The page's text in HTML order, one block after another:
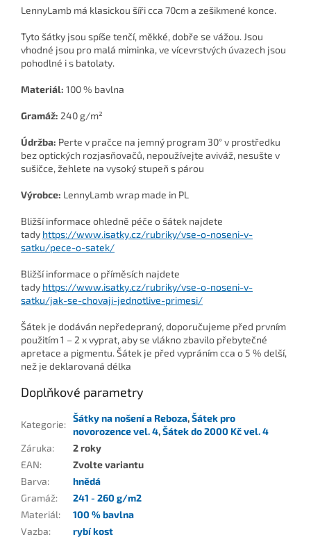
LennyLamb má klasickou šíři cca 70cm a zešikmené konce.
Tyto šátky jsou spíše tenčí, měkké, dobře se vážou. Jsou
vhodné jsou pro malá miminka, ve vícevrstvých úvazech jsou
pohodlné i s batolaty.
Materiál: 100 % bavlna
Gramáž: 240 g/m²
Údržba: Perte v pračce na jemný program 30° v prostředku
bez optických rozjasňovačů, nepoužívejte aviváž, nesušte v
sušičce, žehlete na vysoký stupeň s párou
Výrobce: LennyLamb wrap made in PL
Bližší informace ohledně péče o šátek najdete
tady https://www.isatky.cz/rubriky/vse-o-noseni-v-
satku/pece-o-satek/
Bližší informace o příměsích najdete
tady https://www.isatky.cz/rubriky/vse-o-noseni-v-
satku/jak-se-chovaji-jednotlive-primesi/
Šátek je dodáván nepředepraný, doporučujeme před prvním
použitím 1 – 2 x vyprat, aby se vlákno zbavilo přebytečné
apretace a pigmentu. Šátek je před vypráním cca o 5 % delší,
než je deklarovaná délka
Doplňkové parametry
Kategorie:
Šátky na nošení a Reboza,Šátek pro
novorozence vel. 4,Šátek do 2000 Kč vel. 4
Záruka:
2 roky
EAN:
Zvolte variantu
Barva:
hnědá
Gramáž:
241 - 260 g/m2
Materiál:
100 % bavlna
Vazba:
rybí kost